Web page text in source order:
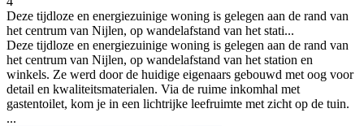
Deze tijdloze en energiezuinige woning is gelegen aan de rand van
het centrum van Nijlen, op wandelafstand van het stati...
Deze tijdloze en energiezuinige woning is gelegen aan de rand van
het centrum van Nijlen, op wandelafstand van het station en
winkels. Ze werd door de huidige eigenaars gebouwd met oog voor
detail en kwaliteitsmaterialen. Via de ruime inkomhal met
gastentoilet, kom je in een lichtrijke leefruimte met zicht op de tuin.
...